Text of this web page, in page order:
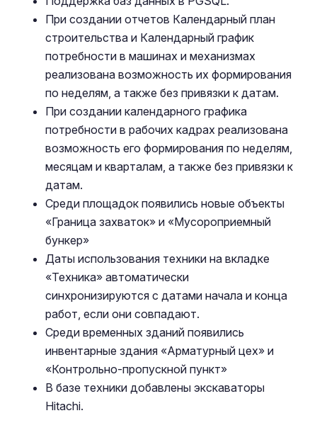
При создании отчетов Календарный план
строительства и Календарный график
потребности в машинах и механизмах
реализована возможность их формирования
по неделям, а также без привязки к датам.
При создании календарного графика
потребности в рабочих кадрах реализована
возможность его формирования по неделям,
месяцам и кварталам, а также без привязки к
датам.
Среди площадок появились новые объекты
«Граница захваток» и «Мусороприемный
бункер»
Даты использования техники на вкладке
«Техника» автоматически
синхронизируются с датами начала и конца
работ, если они совпадают.
Среди временных зданий появились
инвентарные здания «Арматурный цех» и
«Контрольно-пропускной пункт»
В базе техники добавлены экскаваторы
Hitachi.